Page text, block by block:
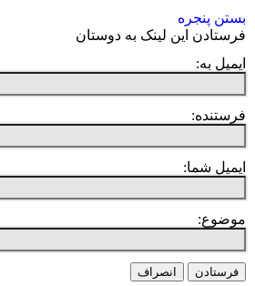
بستن پنجره
فرستادن این لینک به دوستان
ایمیل به:
فرستنده:
ایمیل شما:
موضوع:
فرستادن انصراف